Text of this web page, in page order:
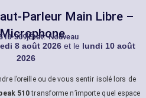
Parleur Main Libre –
309]État: Nouveau
8 août 2026 et le lundi 10 août
2026
l’oreille ou de vous sentir isolé lors de
510transforme n’importe quel espace